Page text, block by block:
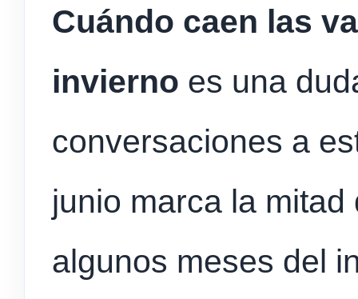
Cuándo caen las
invierno es una
conversaciones a
junio marca la
algunos meses del